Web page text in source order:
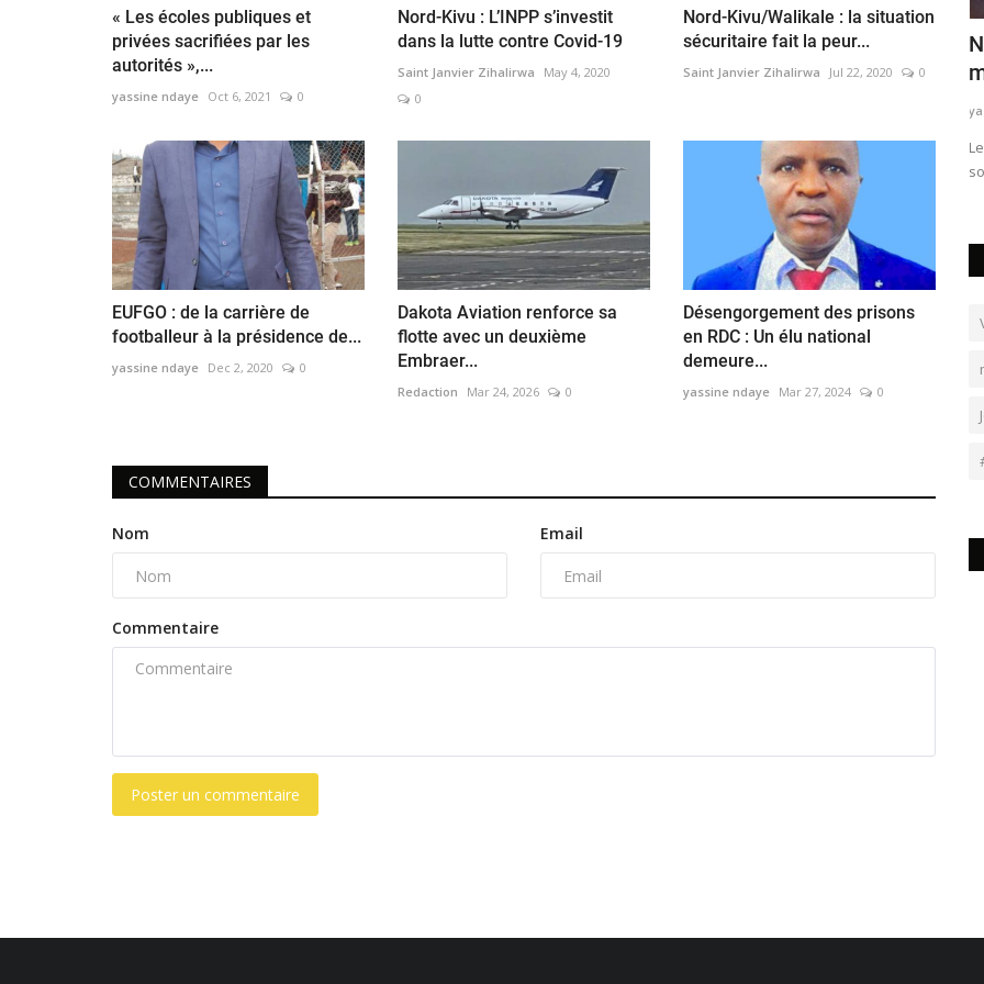
« Les écoles publiques et
privées sacrifiées par les
autorités »,...
yassine ndaye Oct 6, 2021 0
Nord-Kivu : L’INPP s’investit
dans la lutte contre Covid-19
Saint Janvier Zihalirwa
May 4, 2020
0
Nord-Kivu/Walikale : la situation
sécuritaire fait la peur...
Saint Janvier Zihalirwa Jul 22, 2020 0
EUFGO : de la carrière de
footballeur à la présidence de...
yassine ndaye Dec 2, 2020 0
Dakota Aviation renforce sa
flotte avec un deuxième
Embraer...
Redaction Mar 24, 2026 0
Désengorgement des prisons
en RDC : Un élu national
demeure...
yassine ndaye Mar 27, 2024 0
COMMENTAIRES
Nom Email
Commentaire
Poster un commentaire
rend compte
Mining, à travers son
Nord-Kivu : L’honorable Juvenal Munubo
Mubi croise son...
​​​​​​​Ce mardi 10 novembre, le gouverneur de province
l’honorable Carly Nzanzu...
Nord Kivu : l’ICCN ne ferme pas les yeux
sur la spoliation...
Le Directeur Général de l’Institut Congolais pour la
Conservation de la Nature exprime...